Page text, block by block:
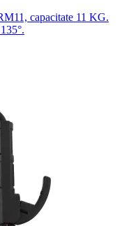
capacitate 11 KG.